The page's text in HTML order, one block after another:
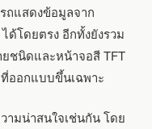
ถแสดงข้อมูลจาก
ด้โดยตรง อีกทั้งยังรวม
ชนิดและหน้าจอสี TFT
ออกแบบขึ้นเฉพาะ
ามน่าสนใจเช่นกัน โดย